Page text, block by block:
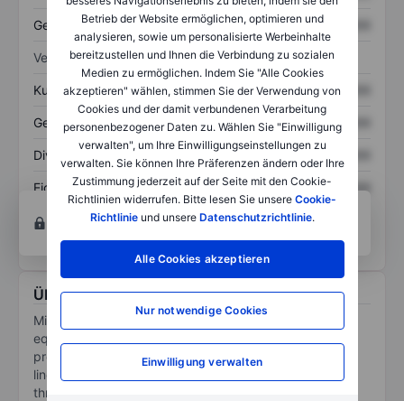
Betrieb der Website ermöglichen, optimieren und
analysieren, sowie um personalisierte Werbeinhalte
bereitzustellen und Ihnen die Verbindung zu sozialen
Medien zu ermöglichen. Indem Sie "Alle Cookies
akzeptieren" wählen, stimmen Sie der Verwendung von
Cookies und der damit verbundenen Verarbeitung
personenbezogener Daten zu. Wählen Sie "Einwilligung
verwalten", um Ihre Einwilligungseinstellungen zu
verwalten. Sie können Ihre Präferenzen ändern oder Ihre
Zustimmung jederzeit auf der Seite mit den Cookie-
Richtlinien widerrufen. Bitte lesen Sie unsere Cookie-
Richtlinieund unsere Datenschutzrichtlinie.
Alle Cookies akzeptieren
Nur notwendige Cookies
Einwilligung verwalten
Gesamtschulden XXXXXXX XXXXXXX
Verhältnisse
Kurs/Umsatz XXXXXXX XXXXXXX
Gewinn je Aktie XXXXXXX XXXXXXX
Dividende je Aktie XXXXXXX
Eigenkapitalrendite XXXXXXX
XXXXXXX
Konto eröffnen um Zugriff auf mehr Diagramm-
Über Midera Food Processing Inc
Midera Food Processing Inc provides food processing
equipment and automation solutions for industrial
protein, bakery, and snack producers, delivering total
line solutions from preparation and thermal processing
through packaging. The company operates through a